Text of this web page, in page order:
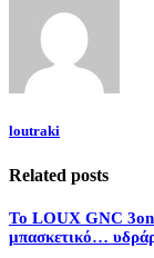
loutraki
Related posts
Το LOUX GNC
μπασκετικό…